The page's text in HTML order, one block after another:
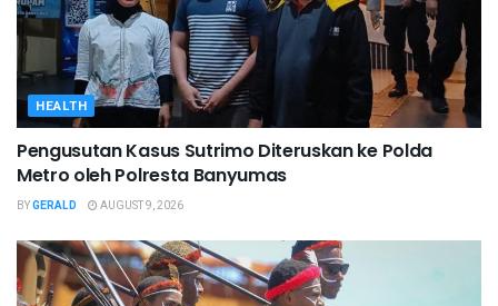
HEALTH
Pengusutan Kasus Sutrimo Diteruskan ke Polda
Metro oleh Polresta Banyumas
BYGERALD AUGUST 9, 2026